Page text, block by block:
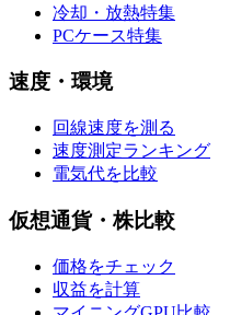
冷却・放熱特集
PCケース特集
速度・環境
回線速度を測る
速度測定ランキング
電気代を比較
仮想通貨・株比較
価格をチェック
収益を計算